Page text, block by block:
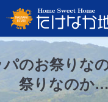
パのお祭りな
祭りなのか…